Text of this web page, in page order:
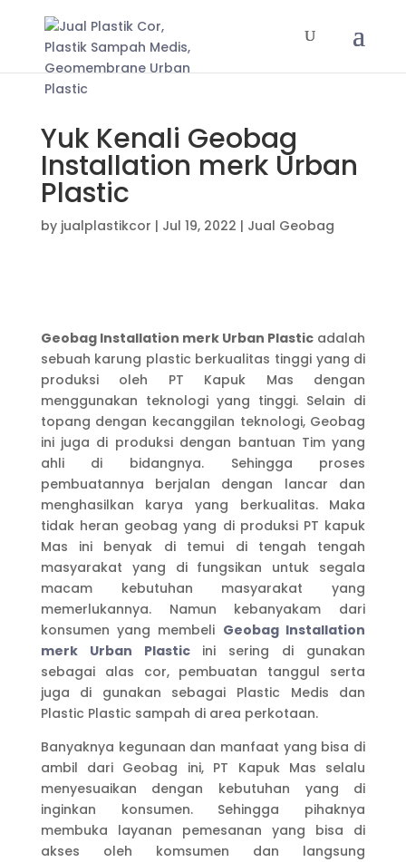
Yuk Kenali Geobag
Installation merk Urban
Plastic
by jualplastikcor | Jul 19, 2022 | Jual Geobag
Geobag Installation merk Urban Plastic adalah
sebuah karung plastic berkualitas tinggi yang di
produksi oleh PT Kapuk Mas dengan
menggunakan teknologi yang tinggi. Selain di
topang dengan kecanggilan teknologi, Geobag
ini juga di produksi dengan bantuan Tim yang
ahli di bidangnya. Sehingga proses
pembuatannya berjalan dengan lancar dan
menghasilkan karya yang berkualitas. Maka
tidak heran geobag yang di produksi PT kapuk
Mas ini benyak di temui di tengah tengah
masyarakat yang di fungsikan untuk segala
macam kebutuhan masyarakat yang
memerlukannya. Namun kebanyakam dari
konsumen yang membeli Geobag Installation
merk Urban Plastic ini sering di gunakan
sebagai alas cor, pembuatan tanggul serta
juga di gunakan sebagai Plastic Medis dan
Plastic Plastic sampah di area perkotaan.
Banyaknya kegunaan dan manfaat yang bisa di
ambil dari Geobag ini, PT Kapuk Mas selalu
menyesuaikan dengan kebutuhan yang di
inginkan konsumen. Sehingga pihaknya
membuka layanan pemesanan yang bisa di
akses oleh komsumen dan langsung